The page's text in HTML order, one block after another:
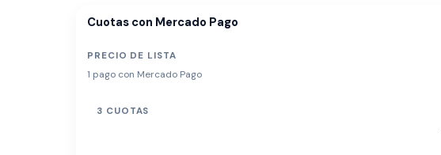
Cuotas con Mercado Pago
PRECIO DE LISTA
1 pago con Mercado Pago
3 CUOTAS